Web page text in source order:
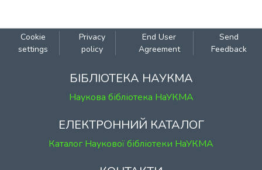
Cookie
settings
Privacy
policy
End User
Agreement
Send
Feedback
БІБЛІОТЕКА НАУКМА
Наукова бібліотека НаУКМА
ЕЛЕКТРОННИЙ КАТАЛОГ
Каталог Наукової бібліотеки НаУКМА